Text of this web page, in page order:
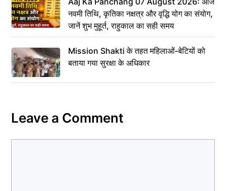
नवमी तिथि, कृतिका नक्षत्र और वृद्धि योग का संयोग,
जानें शुभ मुहूर्त, राहुकाल का सही समय
Mission Shakti के तहत महिलाओं-बेटियों को
बताया गया सुरक्षा के अधिकार
Leave a Comment